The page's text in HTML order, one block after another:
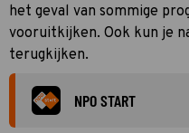
het geval van sommige
vooruitkijken. Ook kun je
terugkijken.
NPO START